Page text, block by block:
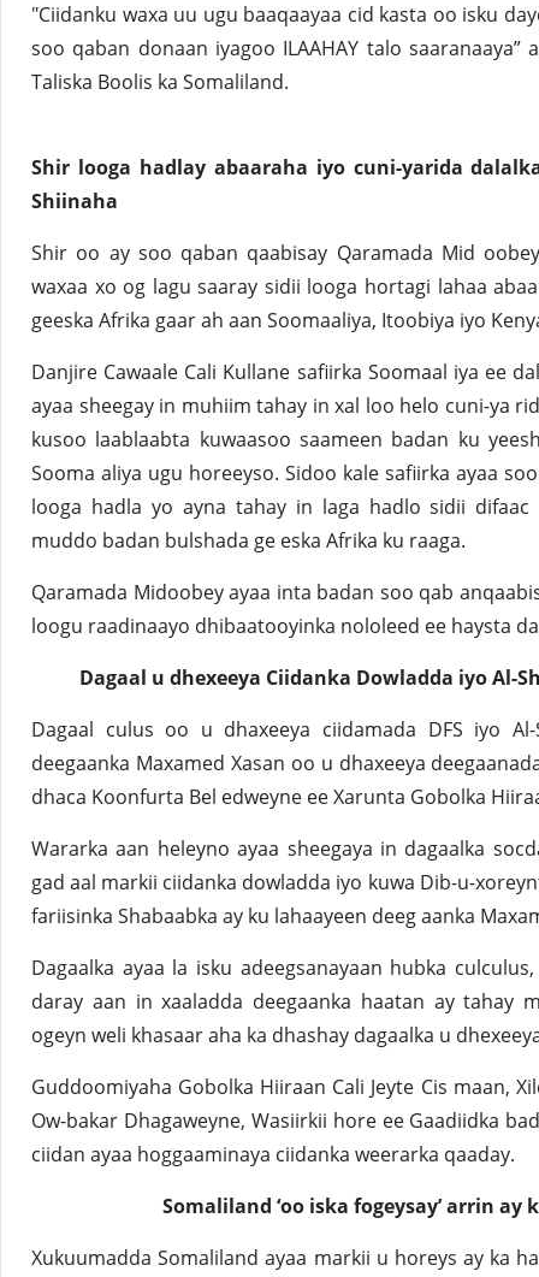
"Ciidanku waxa uu ugu baaqaayaa cid kasta oo isku
soo qaban donaan iyagoo ILAAHAY talo saaranaaya”
Taliska Boolis ka Somaliland.
Shir looga hadlay abaaraha iyo cuni-yarida
Shiinaha
Shir oo ay soo qaban qaabisay Qaramada Mid
waxaa xo og lagu saaray sidii looga hortagi lahaa
geeska Afrika gaar ah aan Soomaaliya, Itoobiya iyo
Danjire Cawaale Cali Kullane safiirka Soomaal iya ee
ayaa sheegay in muhiim tahay in xal loo helo cuni-ya
kusoo laablaabta kuwaasoo saameen badan ku
Sooma aliya ugu horeeyso. Sidoo kale safiirka ayaa
looga hadla yo ayna tahay in laga hadlo sidii difaac
muddo badan bulshada ge eska Afrika ku raaga.
Qaramada Midoobey ayaa inta badan soo qab
loogu raadinaayo dhibaatooyinka nololeed ee haysta
Dagaal u dhexeeya Ciidanka Dowladda iyo Al-
Dagaal culus oo u dhaxeeya ciidamada DFS iyo
deegaanka Maxamed Xasan oo u dhaxeeya
dhaca Koonfurta Bel edweyne ee Xarunta Gobolka
Wararka aan heleyno ayaa sheegaya in dagaalka
gad aal markii ciidanka dowladda iyo kuwa Dib-u-
fariisinka Shabaabka ay ku lahaayeen deeg aanka
Dagaalka ayaa la isku adeegsanayaan hubka
daray aan in xaaladda deegaanka haatan ay tahay
ogeyn weli khasaar aha ka dhashay dagaalka u
Guddoomiyaha Gobolka Hiiraan Cali Jeyte Cis maan,
Ow-bakar Dhagaweyne, Wasiirkii hore ee Gaadiidka
ciidan ayaa hoggaaminaya ciidanka weerarka qaaday.
Somaliland ‘oo iska fogeysay’ arrin ay
Xukuumadda Somaliland ayaa markii u horeys ay ka